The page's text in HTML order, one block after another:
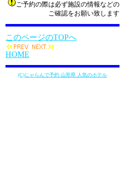
ご予約の際は必ず施設の情報などの
ご確認をお願い致します
このページのTOPへ
HOME
(C)じゃらんで予約 山形県 人気のホテル